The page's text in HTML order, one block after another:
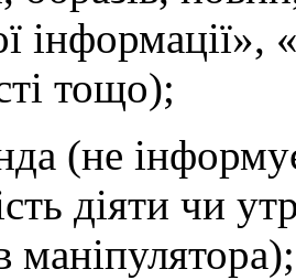
інформації»,
тощо);
(не
діяти чи
маніпулятора);